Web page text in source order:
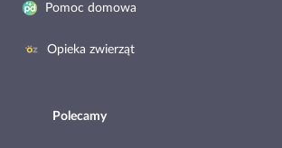
Pomoc domowa
Opieka zwierząt
Polecamy